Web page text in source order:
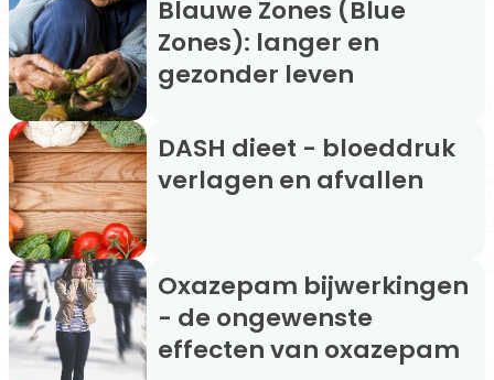
Blauwe Zones (Blue
Zones): langer en
gezonder leven
DASH dieet - bloeddruk
verlagen en afvallen
Oxazepam bijwerkingen
- de ongewenste
effecten van oxazepam